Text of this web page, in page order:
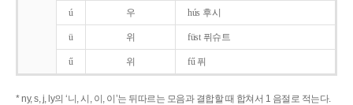
ú 우 hús 후시
ü 위 füst 퓌슈트
ű 위 fű 퓌
* ny, s, j, ly의 ‘니, 시, 이, 이’는 뒤따르는 모음과 결합할 때 합쳐서 1 음절로 적는다.